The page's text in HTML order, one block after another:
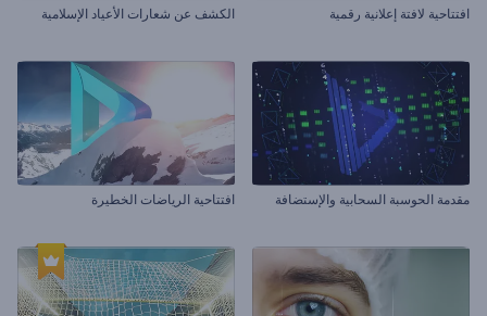
افتتاحية لافتة إعلانية رقمية الكشف عن شعارات الأعياد الإسلامية
مقدمة الحوسبة السحابية والإستضافة افتتاحية الرياضات الخطيرة